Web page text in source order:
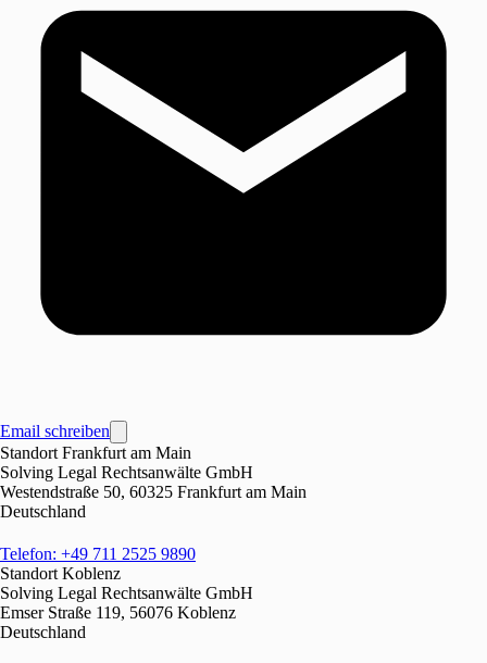
Email schreiben
Standort Frankfurt am Main
Solving Legal Rechtsanwälte GmbH
Westendstraße 50, 60325 Frankfurt am Main
Deutschland
Telefon: +49 711 2525 9890
Standort Koblenz
Solving Legal Rechtsanwälte GmbH
Emser Straße 119, 56076 Koblenz
Deutschland